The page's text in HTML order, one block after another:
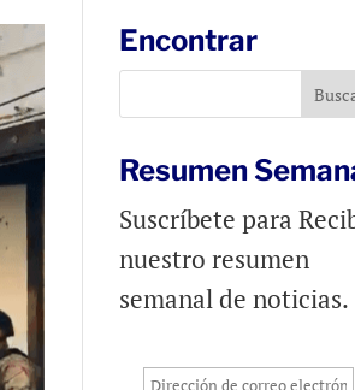
Encontrar
Resumen
Suscríbete para
nuestro resumen
semanal de noticias.